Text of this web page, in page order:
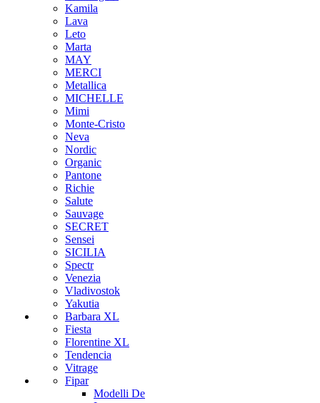
Kamila
Lava
Leto
Marta
MAY
MERCI
Metallica
MICHELLE
Mimi
Monte-Cristo
Neva
Nordic
Organic
Pantone
Richie
Salute
Sauvage
SECRET
Sensei
SICILIA
Spectr
Venezia
Vladivostok
Yakutia
Barbara XL
Fiesta
Florentine XL
Tendencia
Vitrage
Fipar
Modelli De